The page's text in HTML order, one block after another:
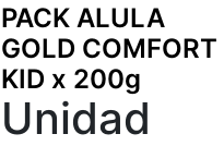
PACK ALULA
GOLD COMFORT
KID x 200g
Unidad